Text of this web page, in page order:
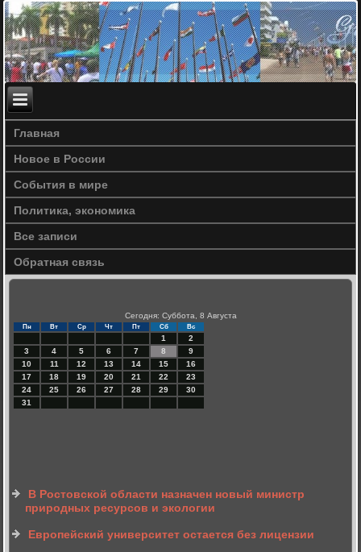
Главная
Новое в России
События в мире
Политика, экономика
Все записи
Обратная связь
Сегодня: Суббота, 8 Августа
Пн Вт Ср Чт Пт Сб Вс
1
2
3
4 5 6 7 8
9
10
11 12 13 14 15
16
17
18 19 20 21 22
23
24
25 26 27 28 29
30
31
В Ростовской области назначен новый министр
природных ресурсов и экологии
Европейский университет остается без лицензии